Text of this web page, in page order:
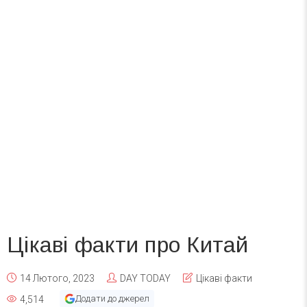
Цікаві факти про Китай
14 Лютого, 2023 DAY TODAY
Цікаві факти
4,514
Додати до джерел